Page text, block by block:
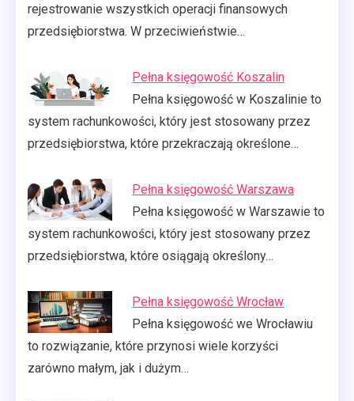
rejestrowanie wszystkich operacji finansowych
przedsiębiorstwa. W przeciwieństwie…
Pełna księgowość Koszalin
Pełna księgowość w Koszalinie to
system rachunkowości, który jest stosowany przez
przedsiębiorstwa, które przekraczają określone…
Pełna księgowość Warszawa
Pełna księgowość w Warszawie to
system rachunkowości, który jest stosowany przez
przedsiębiorstwa, które osiągają określony…
Pełna księgowość Wrocław
Pełna księgowość we Wrocławiu
to rozwiązanie, które przynosi wiele korzyści
zarówno małym, jak i dużym…